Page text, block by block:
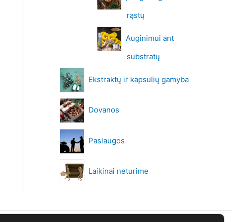
rąstų
Auginimui ant
substratų
Ekstraktų ir kapsulių gamyba
Dovanos
Paslaugos
Laikinai neturime